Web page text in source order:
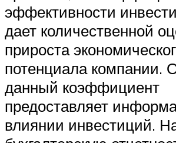
эффективности
дает количественной
прироста
потенциала компании.
данный коэффициент
предоставляет
влиянии инвестиций.